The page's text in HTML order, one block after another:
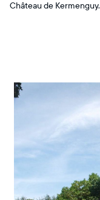
Château de Kermenguy.